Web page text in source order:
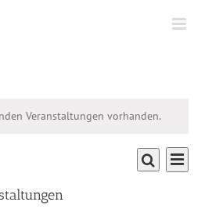
Veranstaltungen vorhanden.
Suche
Liste